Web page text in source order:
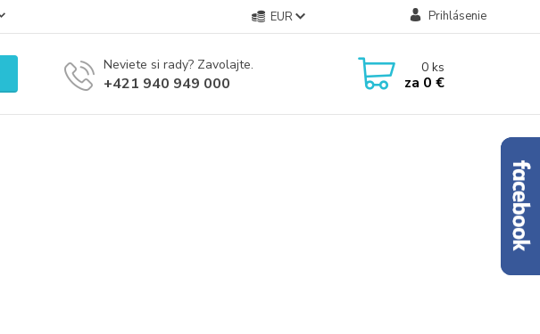
EUR Prihlásenie
Neviete si rady? Zavolajte.
+421 940 949 000
0ks
za 0 €